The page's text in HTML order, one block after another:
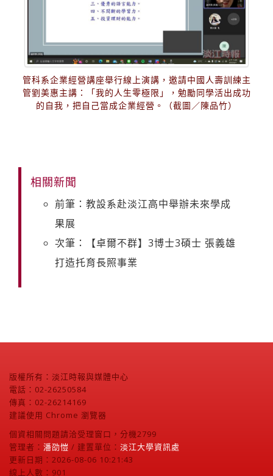
管科系企業經營講座舉行線上演講，邀請中國人壽訓練主
管劉美惠主講：「我的人生零極限」，勉勵同學活出成功
的自我，把自己當成企業經營。（截圖／陳品竹）
相關新聞
前筆：教設系赴淡江高中舉辦未來學成
果展
次筆：【卓爾不群】3博士3碩士 張義雄
打造托育長照事業
版權所有：淡江時報與媒體中心
電話：02-26250584
傳真：02-26214169
建議使用 Chrome 瀏覽器
個資相關問題請洽受理窗口，分機2799
管理者： 潘劭愷 / 建置單位： 淡江大學資訊處
更新日期：2026-08-06 10:21:43
線上人數：901